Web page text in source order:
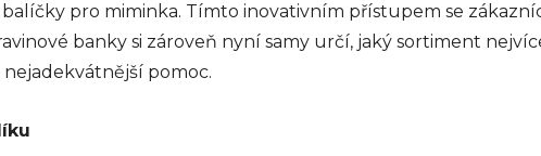
pro miminka. Tímto inovativním přístupem se
banky si zároveň nyní samy určí, jaký sortiment
pomoc.